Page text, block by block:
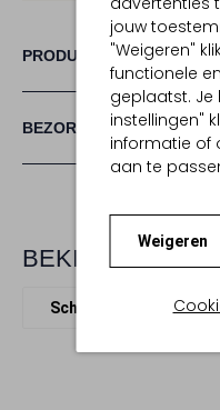
jouw
"Weigeren"
functionele
geplaatst. Je
instellingen"
informatie of
aan te
Weigeren
PRODUCT INFORMATIE
BEZORGEN &
BEKIJK MEER
Schoudertassen